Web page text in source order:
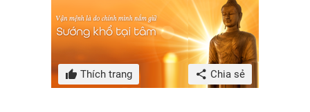
Thích trang Chia sẻ